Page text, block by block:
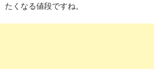
たくなる値段ですね。